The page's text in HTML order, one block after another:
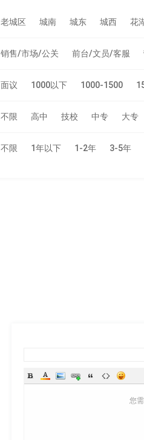
老城区 城南 城东 城西 花
销售/市场/公关 前台/文员/客服
面议 1000以下 1000-1500
不限 高中 技校 中专 大专
不限 1年以下 1-2年 3-5年
您